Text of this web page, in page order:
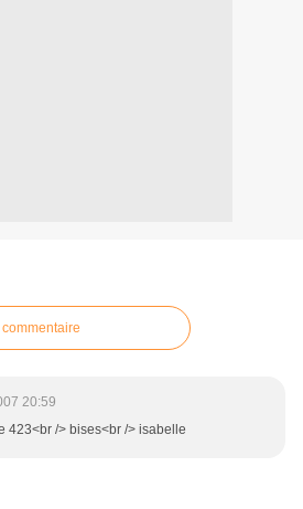
20:59
423<br /> bises<br /> isabelle